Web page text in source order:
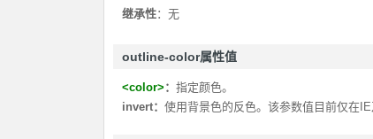
继承性：无
outline-color属性值
<color> ： 指定颜色。
invert： 使用背景色的反色。 该参数值目前仅在